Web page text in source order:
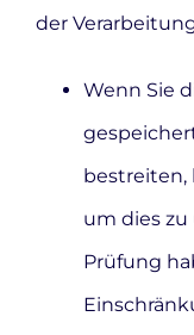
der
Wenn Sie
bestreiten,
um dies zu
Prüfung